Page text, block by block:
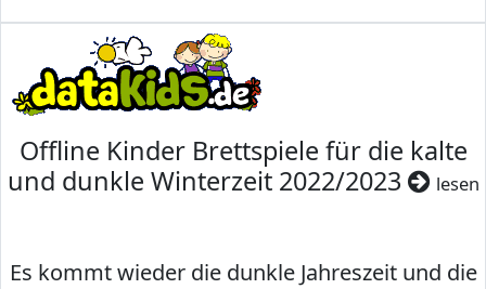
Offline Kinder Brettspiele für die kalte
und dunkle Winterzeit 2022/2023
lesen
Es kommt wieder die dunkle Jahreszeit und die